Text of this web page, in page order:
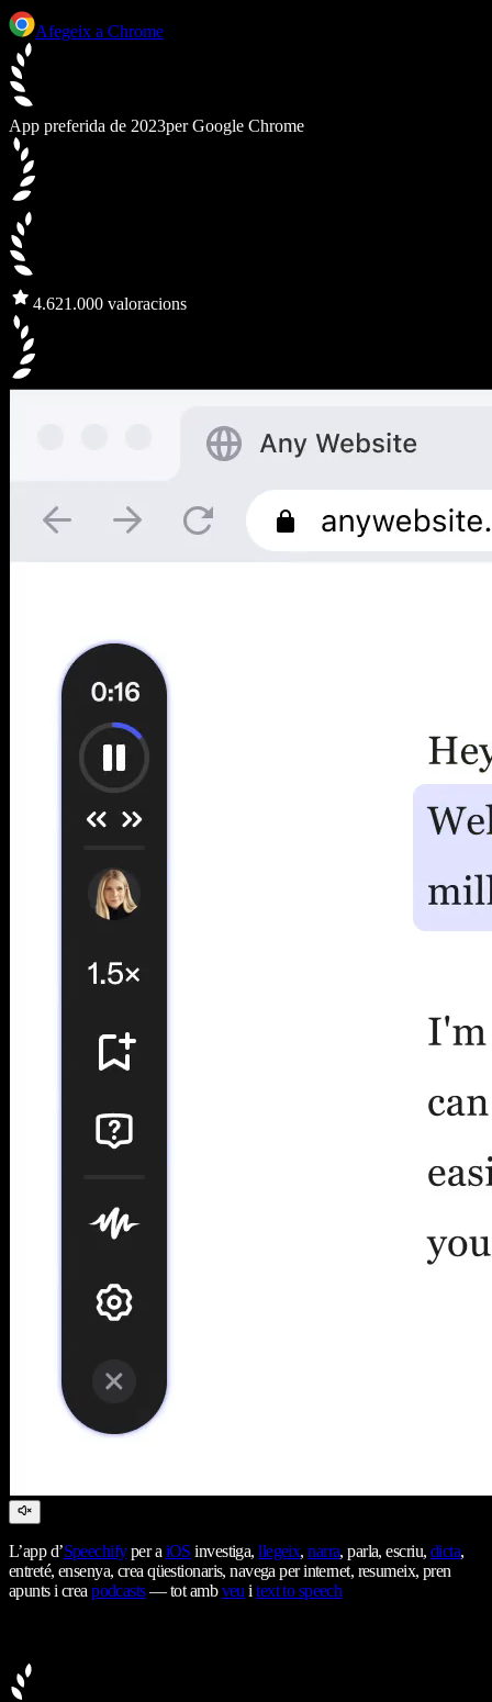
Afegeix a Chrome
App preferida de 2023per Google Chrome
4.621.000 valoracions
L’app d’Speechifyper aiOS investiga,llegeix,narra, parla, escriu, dicta,
entreté, ensenya, crea qüestionaris, navega per internet, resumeix, pren
apunts i creapodcasts— tot ambveuitext to speech